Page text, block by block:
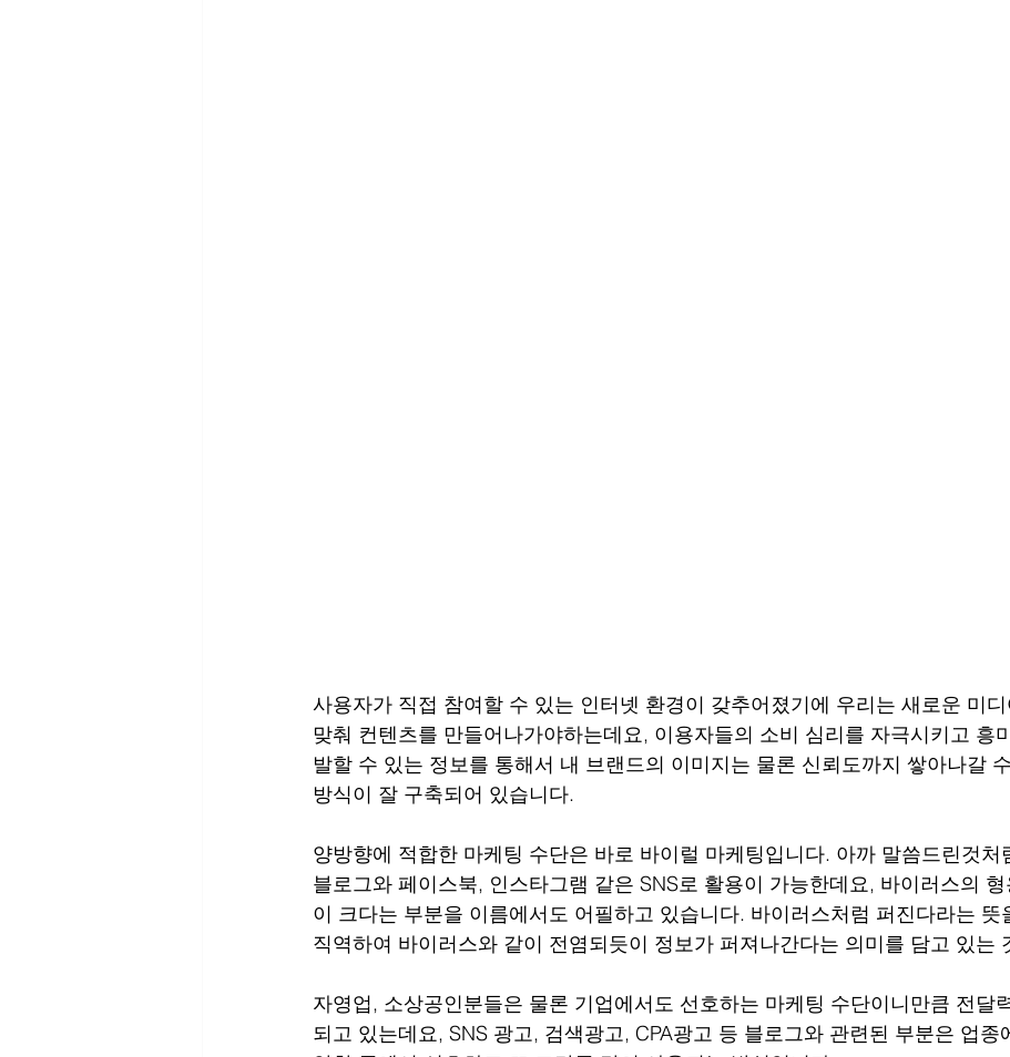
사용자가 직접 참여할 수 있는 인터넷 환경이 갖추어졌기에 우리는 새로운 미
맞춰 컨텐츠를 만들어나가야하는데요, 이용자들의 소비 심리를 자극시키고 흥
발할 수 있는 정보를 통해서 내 브랜드의 이미지는 물론 신뢰도까지 쌓아나갈
방식이 잘 구축되어 있습니다.
양방향에 적합한 마케팅 수단은 바로 바이럴 마케팅입니다. 아까 말씀드린것처
블로그와 페이스북, 인스타그램 같은 SNS로 활용이 가능한데요, 바이러스의
이 크다는 부분을 이름에서도 어필하고 있습니다. 바이러스처럼 퍼진다라는 뜻
직역하여 바이러스와 같이 전염되듯이 정보가 퍼져나간다는 의미를 담고 있는
자영업, 소상공인분들은 물론 기업에서도 선호하는 마케팅 수단이니만큼 전달
되고 있는데요, SNS 광고, 검색광고, CPA광고 등 블로그와 관련된 부분은 업종